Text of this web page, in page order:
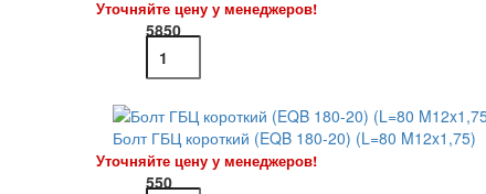
Уточняйте цену у менеджеров!
5850
Болт ГБЦ короткий (EQB 180-20) (L=80 M12x1,75)
Уточняйте цену у менеджеров!
550